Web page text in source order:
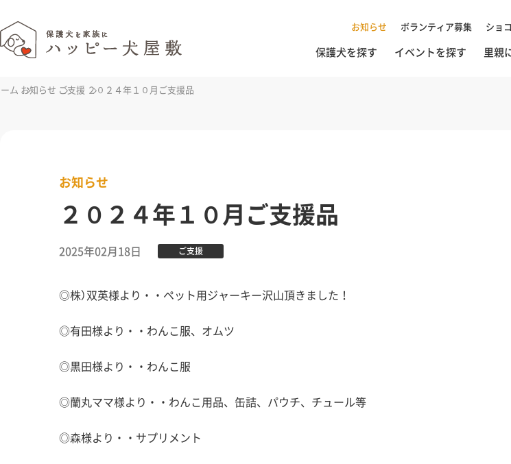
お知らせ ボランティア募集 ショ
保護犬を探す イベントを探す 里親
ム お知らせ ご支援 ２０２４年１０月ご支援品
お知らせ
２０２４年１０月ご支援品
2025年02月18日 ご支援
◎株）双英様より・・ペット用ジャーキー沢山頂きました！
◎有田様より・・わんこ服、オムツ
◎黒田様より・・わんこ服
◎蘭丸ママ様より・・わんこ用品、缶詰、パウチ、チュール等
◎森様より・・サプリメント